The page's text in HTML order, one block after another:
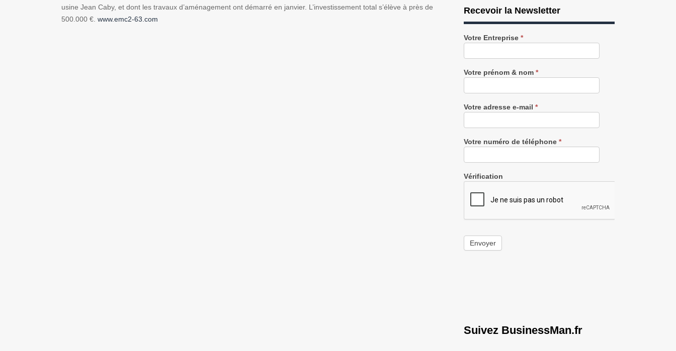
usine Jean Caby, et dont les travaux d’aménagement ont démarré en janvier. L’investissement total s’élève à près de
500.000 €. www.emc2-63.com
Recevoir la Newsletter
Recevez
notre
gratuitement
Votre Entreprise *
Votre prénom & nom *
Votre adresse e-mail *
Votre numéro de téléphone *
Vérification
Envoyer
Suivez BusinessMan.fr